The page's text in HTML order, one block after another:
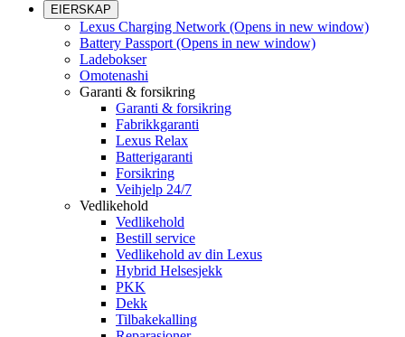
EIERSKAP
Lexus Charging Network (Opens in new window)
Battery Passport (Opens in new window)
Ladebokser
Omotenashi
Garanti & forsikring
Garanti & forsikring
Fabrikkgaranti
Lexus Relax
Batterigaranti
Forsikring
Veihjelp 24/7
Vedlikehold
Vedlikehold
Bestill service
Vedlikehold av din Lexus
Hybrid Helsesjekk
PKK
Dekk
Tilbakekalling